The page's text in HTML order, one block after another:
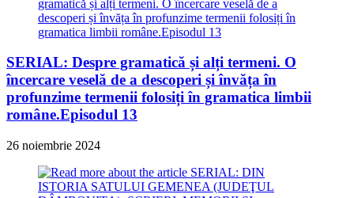
SERIAL: Despre gramatică și alți termeni. O
încercare veselă de a descoperi și învăța în
profunzime termenii folosiți în gramatica limbii
române.Episodul 13
26 noiembrie 2024